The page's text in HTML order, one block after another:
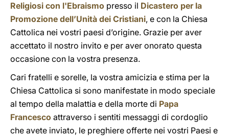
Religiosi con l'Ebraismo presso il Dicastero per la
Promozione dell’Unità dei Cristiani, e con la Chiesa
Cattolica nei vostri paesi d’origine. Grazie per aver
accettato il nostro invito e per aver onorato questa
occasione con la vostra presenza.
Cari fratelli e sorelle, la vostra amicizia e stima per la
Chiesa Cattolica si sono manifestate in modo speciale
al tempo della malattia e della morte di Papa
Francesco attraverso i sentiti messaggi di cordoglio
che avete inviato, le preghiere offerte nei vostri Paesi e